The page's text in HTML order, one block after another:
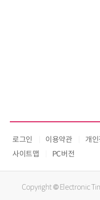
로그인 이용약관 개
사이트맵
PC버전
Copyright © Electronic